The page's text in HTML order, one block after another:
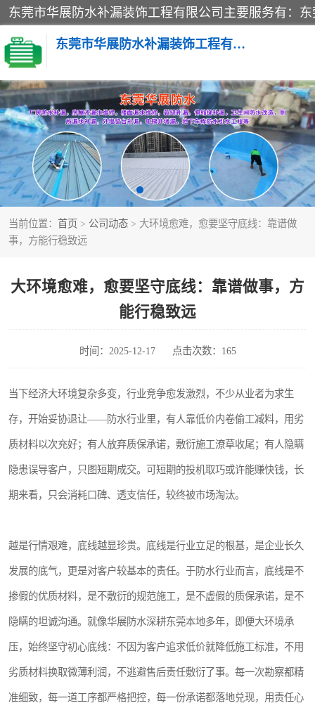
东莞市华展防水补漏装饰工程有限公司
当前位置： 首页 > 公司动态 > 大环境愈难，愈要坚守底线：靠谱做
事，方能行稳致远
大环境愈难，愈要坚守底线：靠谱做事，方
能行稳致远
时间：2025-12-17 点击次数：165
当下经济大环境复杂多变，行业竞争愈发激烈，不少从业者为求生
存，开始妥协退让——防水行业里，有人靠低价内卷偷工减料，用劣
质材料以次充好；有人放弃质保承诺，敷衍施工潦草收尾；有人隐瞒
隐患误导客户，只图短期成交。可短期的投机取巧或许能赚快钱，长
期来看，只会消耗口碑、透支信任，较终被市场淘汰。
越是行情艰难，底线越显珍贵。底线是行业立足的根基，是企业长久
发展的底气，更是对客户较基本的责任。于防水行业而言，底线是不
掺假的优质材料，是不敷衍的规范施工，是不虚假的质保承诺，是不
隐瞒的坦诚沟通。就像华展防水深耕东莞本地多年，即便大环境承
压，始终坚守初心底线：不因为客户追求低价就降低施工标准，不用
劣质材料换取微薄利润，不逃避售后责任敷衍了事。每一次勘察都精
准细致，每一道工序都严格把控，每一份承诺都落地兑现，用责任心
楼面防水补漏
阳台卫生间防水补漏
金属房搭建及补漏